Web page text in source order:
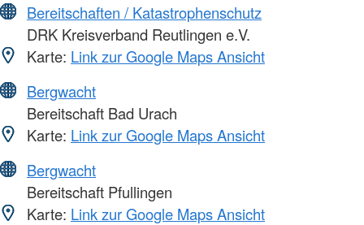
Bereitschaften / Katastrophenschutz
DRK Kreisverband Reutlingen e.V.
Karte: Link zur Google Maps Ansicht
Bergwacht
Bereitschaft Bad Urach
Karte: Link zur Google Maps Ansicht
Bergwacht
Bereitschaft Pfullingen
Karte: Link zur Google Maps Ansicht